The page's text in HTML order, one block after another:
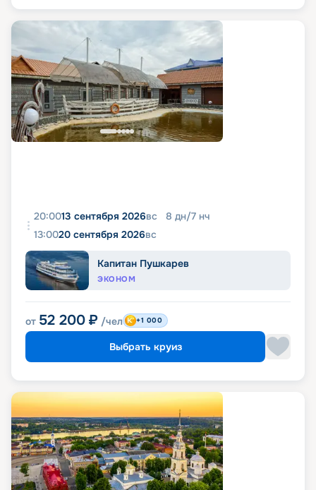
20:0013 сентября 2026вс 8 дн/7 нч
13:0020 сентября 2026вс
Капитан Пушкарев
ЭКОНОМ
от 52 200 ₽ /чел +1 000
Выбрать круиз